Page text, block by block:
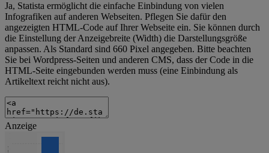
Ja, Statista ermöglicht die einfache Einbindung von vielen
Infografiken auf anderen Webseiten. Pflegen Sie dafür den
angezeigten HTML-Code auf Ihrer Webseite ein. Sie können durch
die Einstellung der Anzeigebreite (Width) die Darstellungsgröße
anpassen. Als Standard sind 660 Pixel angegeben. Bitte beachten
Sie bei Wordpress-Seiten und anderen CMS, dass der Code in die
HTML-Seite eingebunden werden muss (eine Einbindung als
Artikeltext reicht nicht aus).
Anzeige